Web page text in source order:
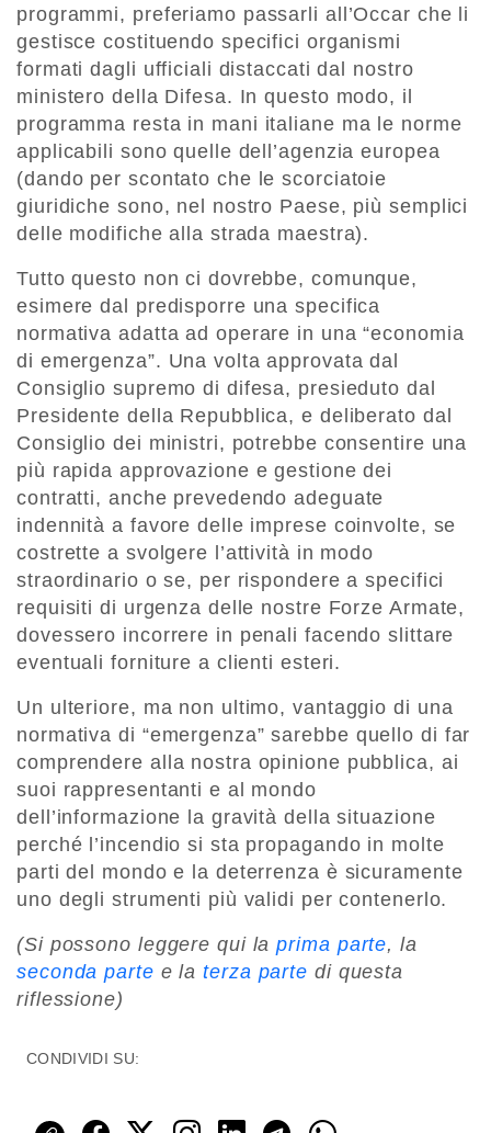
programmi, preferiamo passarli all’Occar che li
gestisce costituendo specifici organismi
formati dagli ufficiali distaccati dal nostro
ministero della Difesa. In questo modo, il
programma resta in mani italiane ma le norme
applicabili sono quelle dell’agenzia europea
(dando per scontato che le scorciatoie
giuridiche sono, nel nostro Paese, più semplici
delle modifiche alla strada maestra).
Tutto questo non ci dovrebbe, comunque,
esimere dal predisporre una specifica
normativa adatta ad operare in una “economia
di emergenza”. Una volta approvata dal
Consiglio supremo di difesa, presieduto dal
Presidente della Repubblica, e deliberato dal
Consiglio dei ministri, potrebbe consentire una
più rapida approvazione e gestione dei
contratti, anche prevedendo adeguate
indennità a favore delle imprese coinvolte, se
costrette a svolgere l’attività in modo
straordinario o se, per rispondere a specifici
requisiti di urgenza delle nostre Forze Armate,
dovessero incorrere in penali facendo slittare
eventuali forniture a clienti esteri.
Un ulteriore, ma non ultimo, vantaggio di una
normativa di “emergenza” sarebbe quello di far
comprendere alla nostra opinione pubblica, ai
suoi rappresentanti e al mondo
dell’informazione la gravità della situazione
perché l’incendio si sta propagando in molte
parti del mondo e la deterrenza è sicuramente
uno degli strumenti più validi per contenerlo.
(Si possono leggere qui laprima parte, la
seconda parte e laterza parte di questa
riflessione)
CONDIVIDI SU: